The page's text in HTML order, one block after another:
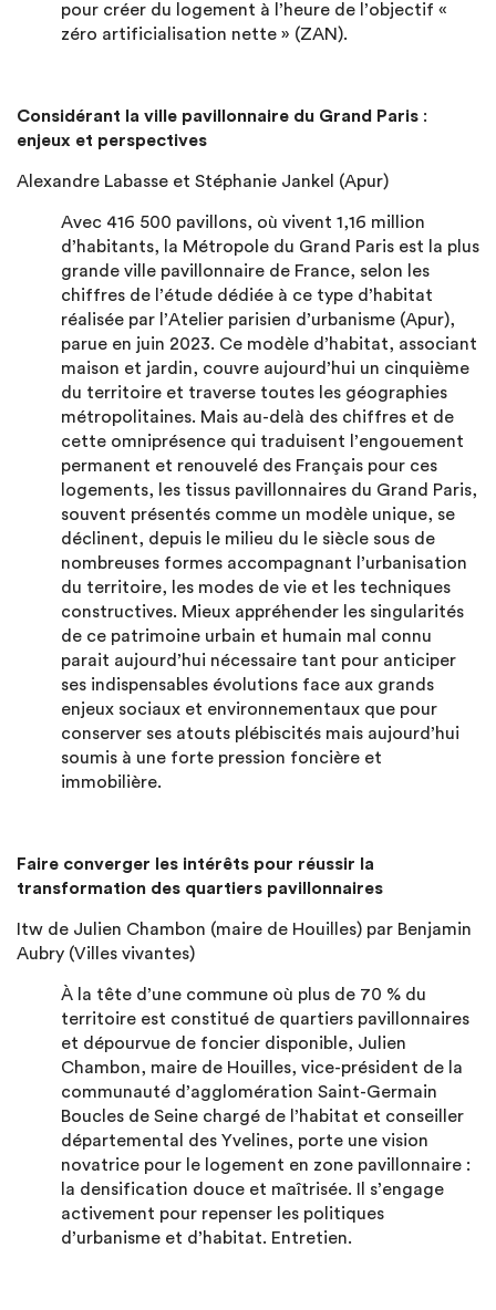
pour créer du logement à l’heure de l’objectif «
zéro artificialisation nette » (ZAN).
Considérant la ville pavillonnaire du Grand Paris :
enjeux et perspectives
Alexandre Labasse et Stéphanie Jankel (Apur)
Avec 416 500 pavillons, où vivent 1,16 million
d’habitants, la Métropole du Grand Paris est la plus
grande ville pavillonnaire de France, selon les
chiffres de l’étude dédiée à ce type d’habitat
réalisée par l’Atelier parisien d’urbanisme (Apur),
parue en juin 2023. Ce modèle d’habitat, associant
maison et jardin, couvre aujourd’hui un cinquième
du territoire et traverse toutes les géographies
métropolitaines. Mais au-delà des chiffres et de
cette omniprésence qui traduisent l’engouement
permanent et renouvelé des Français pour ces
logements, les tissus pavillonnaires du Grand Paris,
souvent présentés comme un modèle unique, se
déclinent, depuis le milieu du le siècle sous de
nombreuses formes accompagnant l’urbanisation
du territoire, les modes de vie et les techniques
constructives. Mieux appréhender les singularités
de ce patrimoine urbain et humain mal connu
parait aujourd’hui nécessaire tant pour anticiper
ses indispensables évolutions face aux grands
enjeux sociaux et environnementaux que pour
conserver ses atouts plébiscités mais aujourd’hui
soumis à une forte pression foncière et
immobilière.
Faire converger les intérêts pour réussir la
transformation des quartiers pavillonnaires
Itw de Julien Chambon (maire de Houilles) par Benjamin
Aubry (Villes vivantes)
À la tête d’une commune où plus de 70 % du
territoire est constitué de quartiers pavillonnaires
et dépourvue de foncier disponible, Julien
Chambon, maire de Houilles, vice-président de la
communauté d’agglomération Saint-Germain
Boucles de Seine chargé de l’habitat et conseiller
départemental des Yvelines, porte une vision
novatrice pour le logement en zone pavillonnaire :
la densification douce et maîtrisée. Il s’engage
activement pour repenser les politiques
d’urbanisme et d’habitat. Entretien.